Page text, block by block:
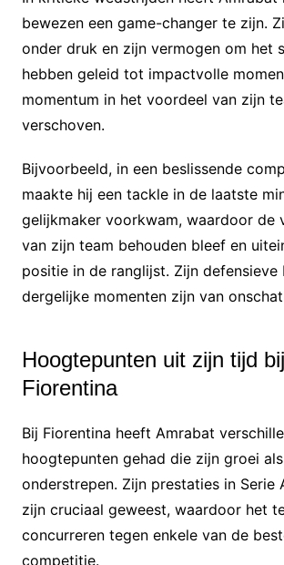
bewezen een game-changer te zijn.
onder druk en zijn vermogen om het
hebben geleid tot impactvolle
momentum in het voordeel van zijn
verschoven.
Bijvoorbeeld, in een beslissende
maakte hij een tackle in de laatste
gelijkmaker voorkwam, waardoor de
van zijn team behouden bleef en
positie in de ranglijst. Zijn defensieve
dergelijke momenten zijn van
Hoogtepunten uit zijn tijd bij
Fiorentina
Bij Fiorentina heeft Amrabat
hoogtepunten gehad die zijn groei
onderstrepen. Zijn prestaties in Serie
zijn cruciaal geweest, waardoor het
concurreren tegen enkele van de
competitie.